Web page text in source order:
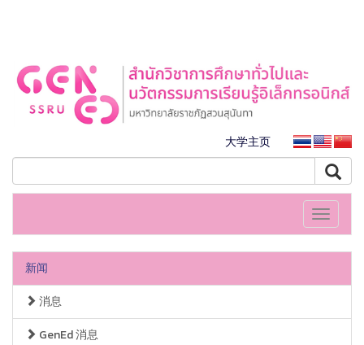
大学主页
Toggle
新闻
消息
GenEd 消息